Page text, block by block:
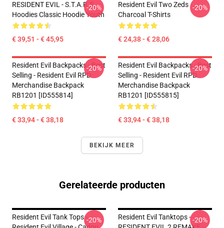
RESIDENT EVIL - S.T.A.R.S
Hoodies Classic Hoodie Youth
€ 39,51 - € 45,95
-20%
Resident Evil Two Zeds
Charcoal T-Shirts
€ 24,38 - € 28,06
-20%
Resident Evil Backpacks - Best
Selling - Resident Evil RPD
Merchandise Backpack
RB1201 [ID555814]
€ 33,94 - € 38,18
-20%
Resident Evil Backpacks - Best
Selling - Resident Evil RPD
Merchandise Backpack
RB1201 [ID555815]
€ 33,94 - € 38,18
-20%
BEKIJK MEER
Gerelateerde producten
Resident Evil Tank Tops --20%
Resident Evil Tanktops --20%